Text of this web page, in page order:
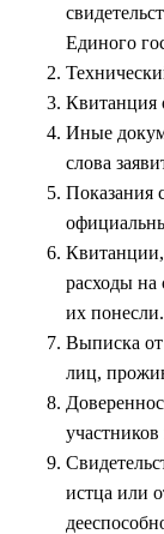
Единого
Квитанция
Иные
слова
Показания
расходы
их понесли.
Выписка от
лиц,
участников
истца или